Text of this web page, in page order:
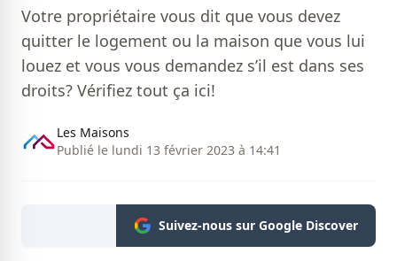
Votre propriétaire vous dit que vous devez
quitter le logement ou la maison que vous lui
louez et vous vous demandez s’il est dans ses
droits? Vérifiez tout ça ici!
Les Maisons
Publié le lundi 13 février 2023 à 14:41
Suivez-nous sur Google Discover